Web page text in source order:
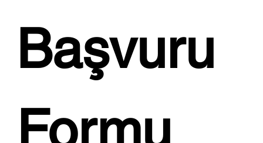
Başvuru
Formu